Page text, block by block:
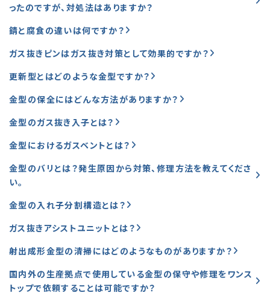
ったのですが、対処法はありますか？
錆と腐食の違いは何ですか？
ガス抜きピンはガス抜き対策として効果的ですか？
更新型とはどのような金型ですか？
金型の保全にはどんな方法がありますか？
金型のガス抜き入子とは？
金型におけるガスベントとは？
金型のバリとは？発生原因から対策、修理方法を教えてくださ
い。
金型の入れ子分割構造とは？
ガス抜きアシストユニットとは？
射出成形金型の清掃にはどのようなものがありますか？
国内外の生産拠点で使用している金型の保守や修理をワンス
トップで依頼することは可能ですか？